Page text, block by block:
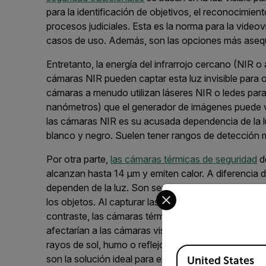
para la identificación de objetivos, el
procesos judiciales. Esta es la norma para la
casos de uso. Además, son las opciones más
Entretanto, la energía del infrarrojo cercano (NIR o
cámaras NIR pueden captar esta luz invisible para
cámaras a menudo utilizan láseres NIR o ledes para
nanómetros) que el generador de imágenes puede
las cámaras NIR es su acusada dependencia de la
blanco y negro. Suelen tener rangos de detección
Por otra parte las cámaras térmicas de seguridad
alcanzan hasta 14 µm y emiten calor. A diferencia
dependen de la luz. Son sensores pasivos que
los objetos. Al capturar las diferencias en las
contraste , las cámaras térmicas producen vídeo en
afectarían a las cámaras visibles, como
rayos de sol, humo o reflejos , no afectana las
son la solución ideal para entornos que necesitan
Select your preferred
Available Locations
United States